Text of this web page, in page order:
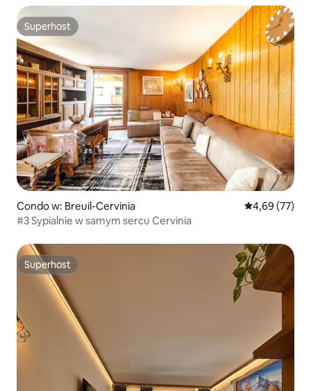
Superhost
Superhost
Condo w: Breuil-Cervinia Średnia
4,69 (77)
#3 Sypialnie w samym sercu Cervinia
Superhost
Superhost